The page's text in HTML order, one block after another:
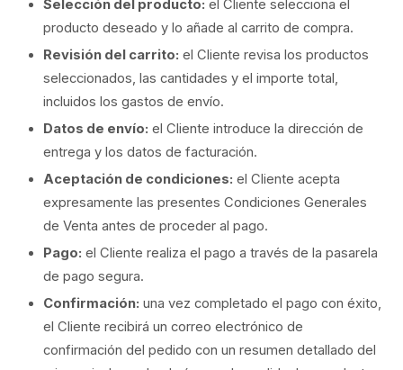
Selección del producto: el Cliente selecciona el
producto deseado y lo añade al carrito de compra.
Revisión del carrito: el Cliente revisa los productos
seleccionados, las cantidades y el importe total,
incluidos los gastos de envío.
Datos de envío: el Cliente introduce la dirección de
entrega y los datos de facturación.
Aceptación de condiciones: el Cliente acepta
expresamente las presentes Condiciones Generales
de Venta antes de proceder al pago.
Pago: el Cliente realiza el pago a través de la pasarela
de pago segura.
Confirmación: una vez completado el pago con éxito,
el Cliente recibirá un correo electrónico de
confirmación del pedido con un resumen detallado del